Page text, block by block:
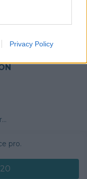
Privacy Policy
pro.